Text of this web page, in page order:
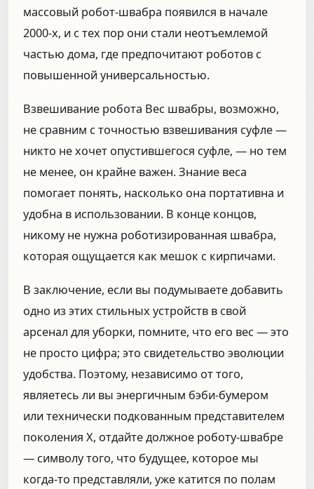
массовый робот-швабра появился в начале
2000-х, и с тех пор они стали неотъемлемой
частью дома, где предпочитают роботов с
повышенной универсальностью.
Взвешивание робота Вес швабры, возможно,
не сравним с точностью взвешивания суфле —
никто не хочет опустившегося суфле, — но тем
не менее, он крайне важен. Знание веса
помогает понять, насколько она портативна и
удобна в использовании. В конце концов,
никому не нужна роботизированная швабра,
которая ощущается как мешок с кирпичами.
В заключение, если вы подумываете добавить
одно из этих стильных устройств в свой
арсенал для уборки, помните, что его вес — это
не просто цифра; это свидетельство эволюции
удобства. Поэтому, независимо от того,
являетесь ли вы энергичным бэби-бумером
или технически подкованным представителем
поколения X, отдайте должное роботу-швабре
— символу того, что будущее, которое мы
когда-то представляли, уже катится по полам